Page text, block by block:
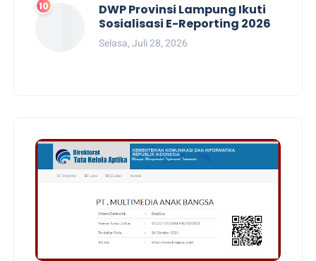
DWP Provinsi Lampung Ikuti
Sosialisasi E-Reporting 2026
Selasa, Juli 28, 2026